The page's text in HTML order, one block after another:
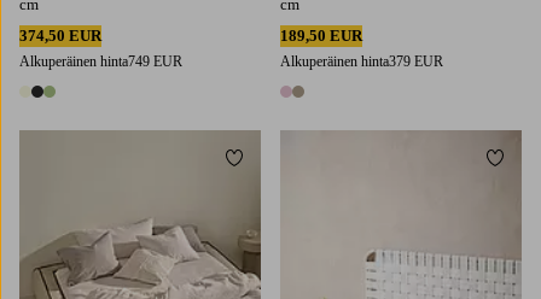
cm
374,50 EUR
Alkuperäinen hinta749 EUR
3 värejä
cm
189,50 EUR
Alkuperäinen hinta379 EUR
2 värejä
Lisää suosikkeihin Lisää